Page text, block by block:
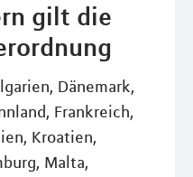
gilt die
Dänemark,
Frankreich,
Kroatien,
Malta,